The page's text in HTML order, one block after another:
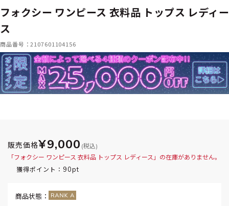
フォクシー ワンピース 衣料品 トップス レディー
ス
商品番号：2107601104156
販売価格¥9,000 (税込)
「フォクシー ワンピース 衣料品 トップス レディース」の在庫がありません。
獲得ポイント： 90pt
商品状態：